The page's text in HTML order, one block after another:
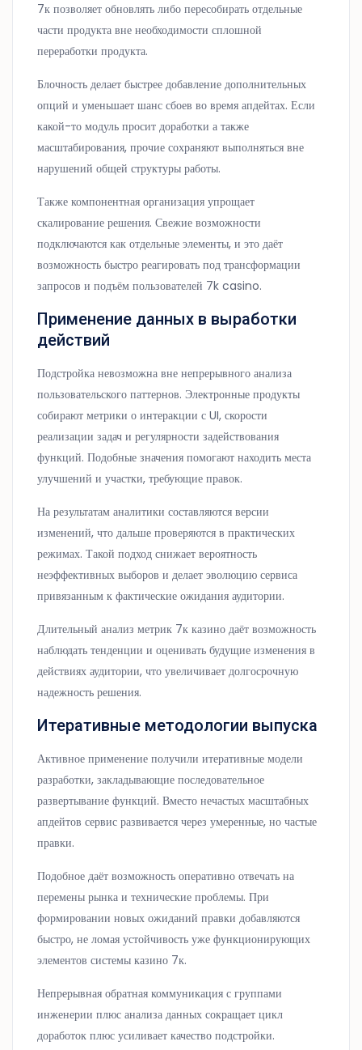
7к позволяет обновлять либо пересобирать отдельные
части продукта вне необходимости сплошной
переработки продукта.
Блочность делает быстрее добавление дополнительных
опций и уменьшает шанс сбоев во время апдейтах. Если
какой-то модуль просит доработки а также
масштабирования, прочие сохраняют выполняться вне
нарушений общей структуры работы.
Также компонентная организация упрощает
скалирование решения. Свежие возможности
подключаются как отдельные элементы, и это даёт
возможность быстро реагировать под трансформации
запросов и подъём пользователей 7k casino.
Применение данных в выработки
действий
Подстройка невозможна вне непрерывного анализа
пользовательского паттернов. Электронные продукты
собирают метрики о интеракции с UI, скорости
реализации задач и регулярности задействования
функций. Подобные значения помогают находить места
улучшений и участки, требующие правок.
На результатам аналитики составляются версии
изменений, что дальше проверяются в практических
режимах. Такой подход снижает вероятность
неэффективных выборов и делает эволюцию сервиса
привязанным к фактические ожидания аудитории.
Длительный анализ метрик 7к казино даёт возможность
наблюдать тенденции и оценивать будущие изменения в
действиях аудитории, что увеличивает долгосрочную
надежность решения.
Итеративные методологии выпуска
Активное применение получили итеративные модели
разработки, закладывающие последовательное
развертывание функций. Вместо нечастых масштабных
апдейтов сервис развивается через умеренные, но частые
правки.
Подобное даёт возможность оперативно отвечать на
перемены рынка и технические проблемы. При
формировании новых ожиданий правки добавляются
быстро, не ломая устойчивость уже функционирующих
элементов системы казино 7к.
Непрерывная обратная коммуникация с группами
инженерии плюс анализа данных сокращает цикл
доработок плюс усиливает качество подстройки.